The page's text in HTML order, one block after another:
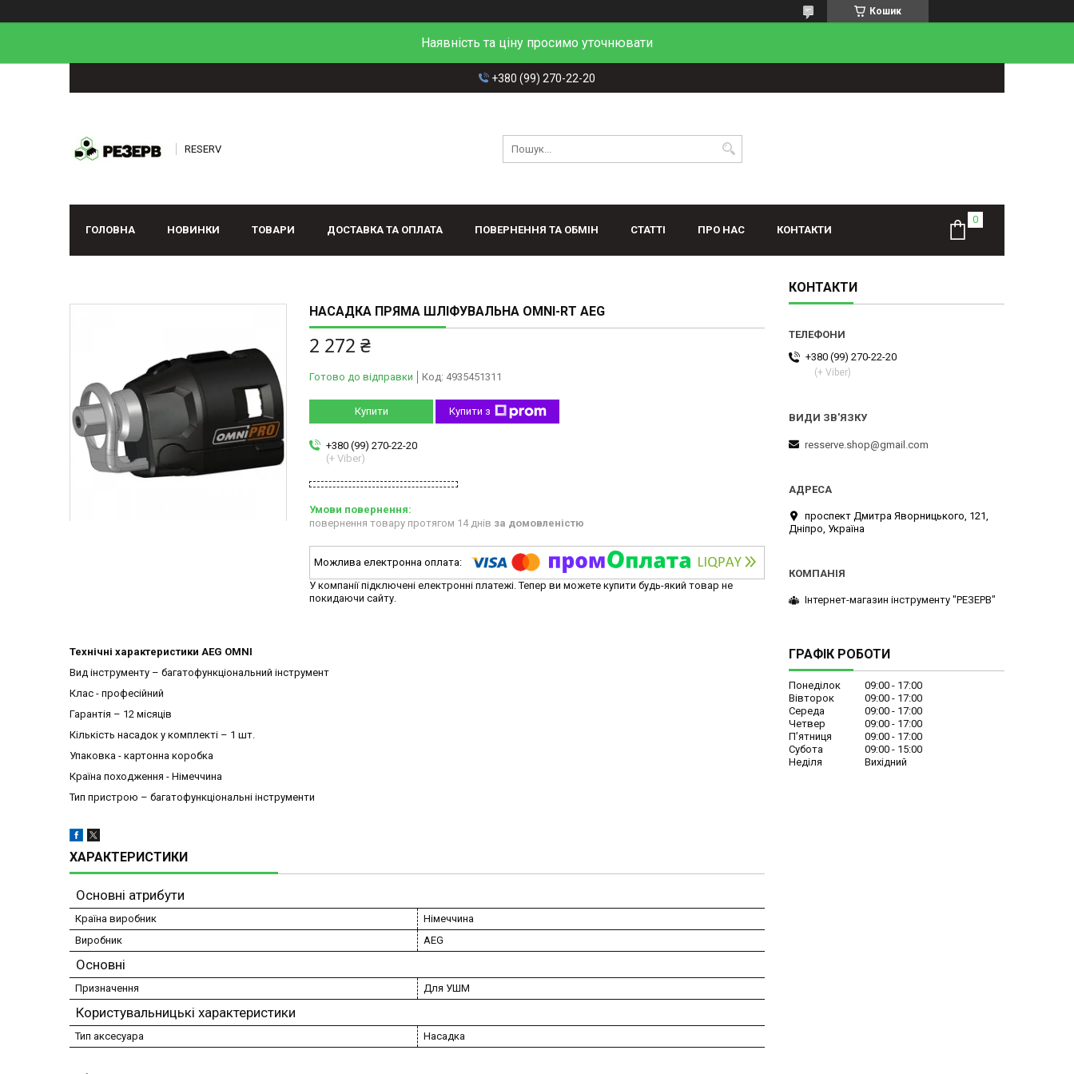
Кошик
Наявність та ціну просимо уточнювати
+380 (99) 270-22-20
RESERV
ГОЛОВНА НОВИНКИ ТОВАРИ ДОСТАВКА ТА ОПЛАТА ПОВЕРНЕННЯ ТА ОБМІН СТАТТІ ПРО НАС КОНТАКТИ
НАСАДКА ПРЯМА ШЛІФУВАЛЬНА OMNI-RT AEG
2 272 ₴
Готово до відправки Код: 4935451311
Купити Купити з
+380 (99) 270-22-20
(+ Viber)
повернення товару протягом 14 днів за домовленістю
У компанії підключені електронні платежі. Тепер ви можете купити будь-який товар не
покидаючи сайту.
Технічні характеристики AEG OMNI
Вид інструменту – багатофункціональний інструмент
Клас - професійний
Гарантія – 12 місяців
Кількість насадок у комплекті – 1 шт.
Упаковка - картонна коробка
Країна походження - Німеччина
Тип пристрою – багатофункціональні інструменти
ХАРАКТЕРИСТИКИ
Основні атрибути
Країна виробник
Німеччина
Виробник
AEG
Основні
Призначення Для УШМ
Користувальницькі характеристики
Тип аксесуара Насадка
КОНТАКТИ
+380 (99) 270-22-20
(+ Viber)
resserve.shop@gmail.com
проспект Дмитра Яворницького, 121,
Дніпро, Україна
Інтернет-магазин інструменту "РЕЗЕРВ"
ГРАФІК РОБОТИ
Понеділок 09:00
17:00
Вівторок
09:00
17:00
Середа
09:00
17:00
Четвер
09:00
17:00
Пʼятниця
09:00
17:00
Субота
09:00
15:00
Неділя
Вихідний